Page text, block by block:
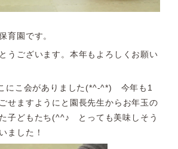
育園です。
うございます。本年もよろしくお願い
にこ会がありました(*^-^*) 今年も1
せますようにと園長先生からお年玉の
子どもたち(^^♪ とっても美味しそう
ました！